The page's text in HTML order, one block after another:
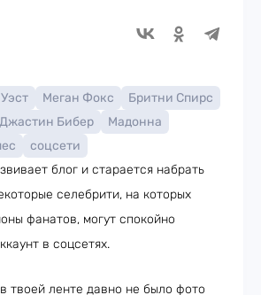
Меган Фокс
Бритни Спирс
Джастин Бибер
Мадонна
соцсети
блог и старается набрать
селебрити, на которых
фанатов, могут спокойно
в соцсетях.
твоей ленте давно не было фото